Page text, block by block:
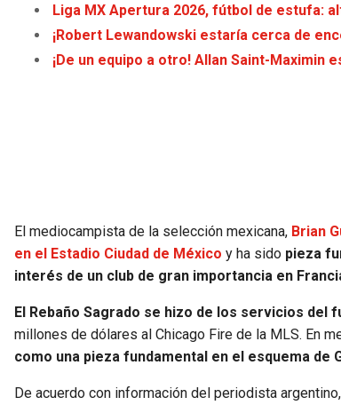
Liga MX Apertura 2026, fútbol de estufa:
¡Robert Lewandowski estaría cerca de
¡De un equipo a otro! Allan Saint-Maximin
El mediocampista de la selección mexicana, Brian
en el Estadio Ciudad de México y ha sido pieza
interés de un club de gran importancia en
El Rebaño Sagrado se hizo de los servicios del
millones de dólares al Chicago Fire de la MLS. En
como una pieza fundamental en el esquema de
De acuerdo con información del periodista